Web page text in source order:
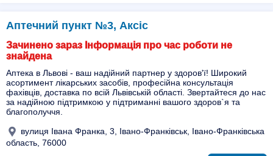
Аптечний пункт №3, Аксіс
Зачинено зараз Інформація про час роботи не
знайдена
Аптека в Львові - ваш надійний партнер у здоров'ї! Широкий
асортимент лікарських засобів, професійна консультація
фахівців, доставка по всій Львівській області. Звертайтеся до нас
за надійною підтримкою у підтриманні вашого здоров`я та
благополуччя.
вулиця Івана Франка, 3, Івано-Франківськ, Івано-Франківська
область, 76000